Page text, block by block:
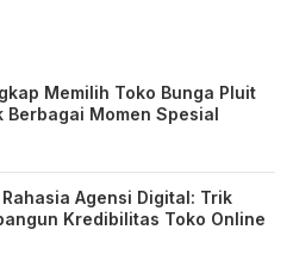
Memilih Toko Bunga Pluit
Berbagai Momen Spesial
Agensi Digital: Trik
Kredibilitas Toko Online